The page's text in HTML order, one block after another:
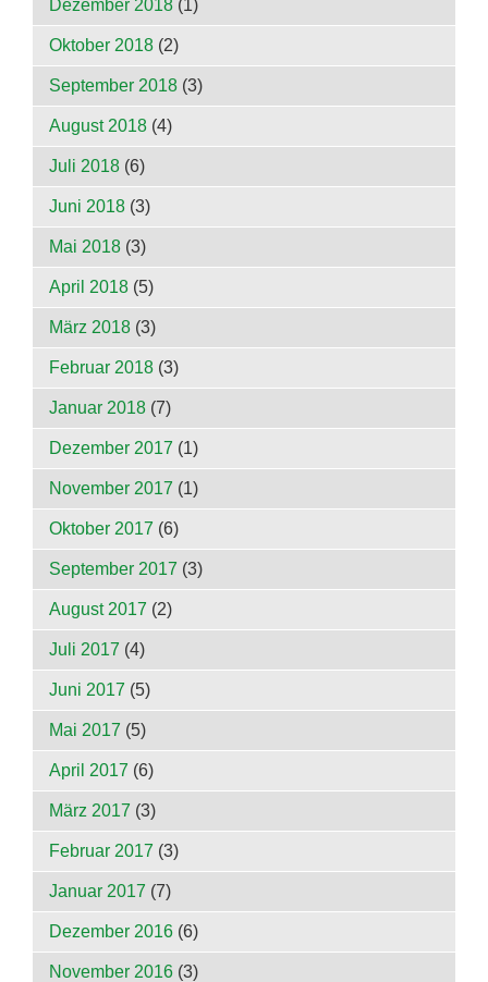
Dezember 2018 (1)
Oktober 2018 (2)
September 2018 (3)
August 2018 (4)
Juli 2018 (6)
Juni 2018 (3)
Mai 2018 (3)
April 2018 (5)
März 2018 (3)
Februar 2018 (3)
Januar 2018 (7)
Dezember 2017 (1)
November 2017 (1)
Oktober 2017 (6)
September 2017 (3)
August 2017 (2)
Juli 2017 (4)
Juni 2017 (5)
Mai 2017 (5)
April 2017 (6)
März 2017 (3)
Februar 2017 (3)
Januar 2017 (7)
Dezember 2016 (6)
November 2016 (3)